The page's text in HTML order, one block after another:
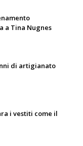
a Tina Nugnes
di artigianato
i vestiti come il